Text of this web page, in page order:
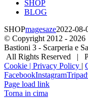
SHOP
BLOG
SHOPmagesaze2022-08-
© Copyright 2012 -
Bastioni 3 - Scarperia e
All Rights Reserved |
Cookie | Privacy Policy |
FacebookInstagram
Page load link
Torna in cima